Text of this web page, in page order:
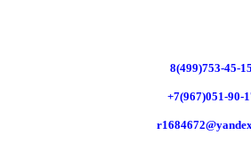
8(499)753-45-15
+7(967)051-90-